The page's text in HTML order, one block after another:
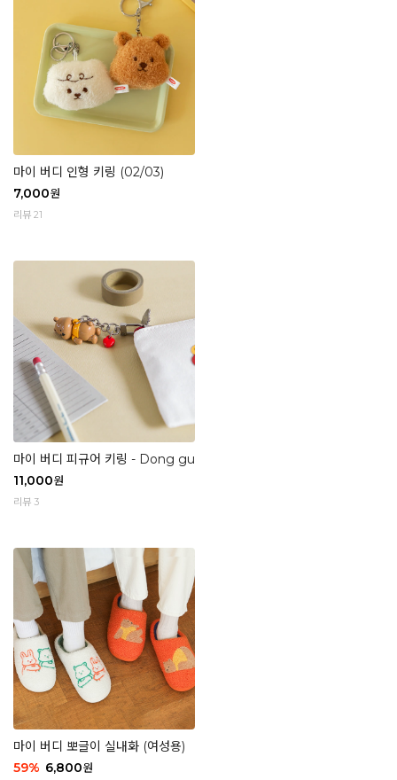
마이 버디 인형 키링 (02/03)
7,000원
리뷰 21
마이 버디 피규어 키링 - Dong gu
11,000원
리뷰 3
마이 버디 뽀글이 실내화 (여성용)
59% 6,800원